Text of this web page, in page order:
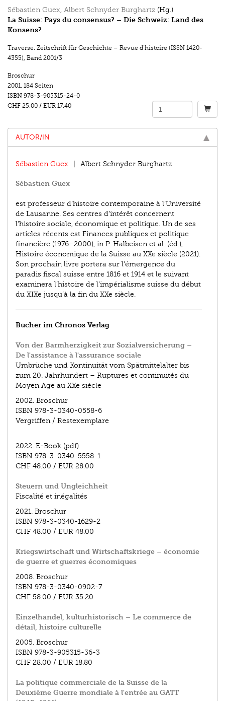
Sébastien Guex, Albert Schnyder Burghartz (Hg.)
La Suisse: Pays du consensus? – Die Schweiz: Land des
Konsens?
Traverse. Zeitschrift für Geschichte – Revue d’histoire (ISSN 1420-
4355), Band 2001/3
Broschur
2001. 184 Seiten
ISBN 978-3-905315-24-0
CHF 25.00 / EUR 17.40
AUTOR/IN
Sébastien Guex Albert Schnyder Burghartz
Sébastien Guex
est professeur d’histoire contemporaine à l’Université
de Lausanne. Ses centres d’intérêt concernent
l’histoire sociale, économique et politique. Un de ses
articles récents est Finances publiques et politique
financière (1976–2000), in P. Halbeisen et al. (éd.),
Histoire économique de la Suisse au XXe siècle (2021).
Son prochain livre portera sur l’émergence du
paradis fiscal suisse entre 1816 et 1914 et le suivant
examinera l’histoire de l’impérialisme suisse du début
du XIXe jusqu’à la fin du XXe siècle.
Bücher im Chronos Verlag
Von der Barmherzigkeit zur Sozialversicherung –
De l'assistance à l'assurance sociale
Umbrüche und Kontinuität vom Spätmittelalter bis
zum 20. Jahrhundert – Ruptures et continuités du
Moyen Age au XXe siècle
2002. Broschur
ISBN 978-3-0340-0558-6
Vergriffen / Restexemplare
2022. E-Book (pdf)
ISBN 978-3-0340-5558-1
CHF 48.00 / EUR 28.00
Steuern und Ungleichheit
Fiscalité et inégalités
2021. Broschur
ISBN 978-3-0340-1629-2
CHF 48.00 / EUR 48.00
Kriegswirtschaft und Wirtschaftskriege – économie
de guerre et guerres économiques
2008. Broschur
ISBN 978-3-0340-0902-7
CHF 58.00 / EUR 35.20
Einzelhandel, kulturhistorisch – Le commerce de
détail, histoire culturelle
2005. Broschur
ISBN 978-3-905315-36-3
CHF 28.00 / EUR 18.80
La politique commerciale de la Suisse de la
Deuxième Guerre mondiale à l'entrée au GATT